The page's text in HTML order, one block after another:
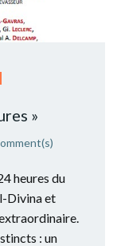
»
heures du
Divina et
: un